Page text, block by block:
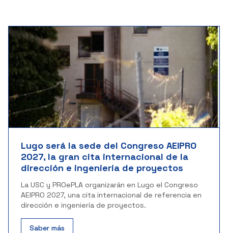
Lugo será la sede del Congreso AEIPRO
2027, la gran cita internacional de la
dirección e ingeniería de proyectos
La USC y PROePLA organizarán en Lugo el Congreso
AEIPRO 2027, una cita internacional de referencia en
dirección e ingeniería de proyectos.
Saber más